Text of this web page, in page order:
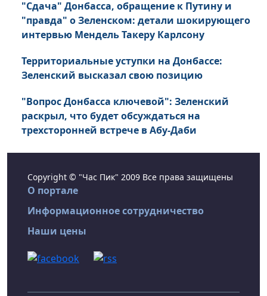
"Сдача" Донбасса, обращение к Путину и
"правда" о Зеленском: детали шокирующего
интервью Мендель Такеру Карлсону
Территориальные уступки на Донбассе:
Зеленский высказал свою позицию
"Вопрос Донбасса ключевой": Зеленский
раскрыл, что будет обсуждаться на
трехсторонней встрече в Абу-Даби
Copyright © "Час Пик" 2009 Все права защищены
О портале
Информационное сотрудничество
Наши цены